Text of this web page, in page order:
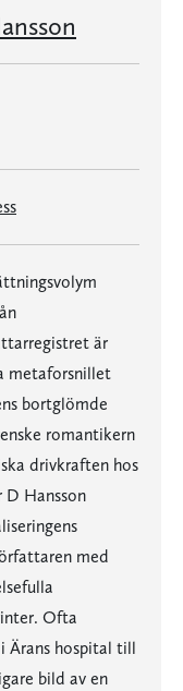
är
metaforsnillet
bortglömde
romantikern
drivkraften hos
D Hansson
med
Ofta
Ärans hospital till
bild av en